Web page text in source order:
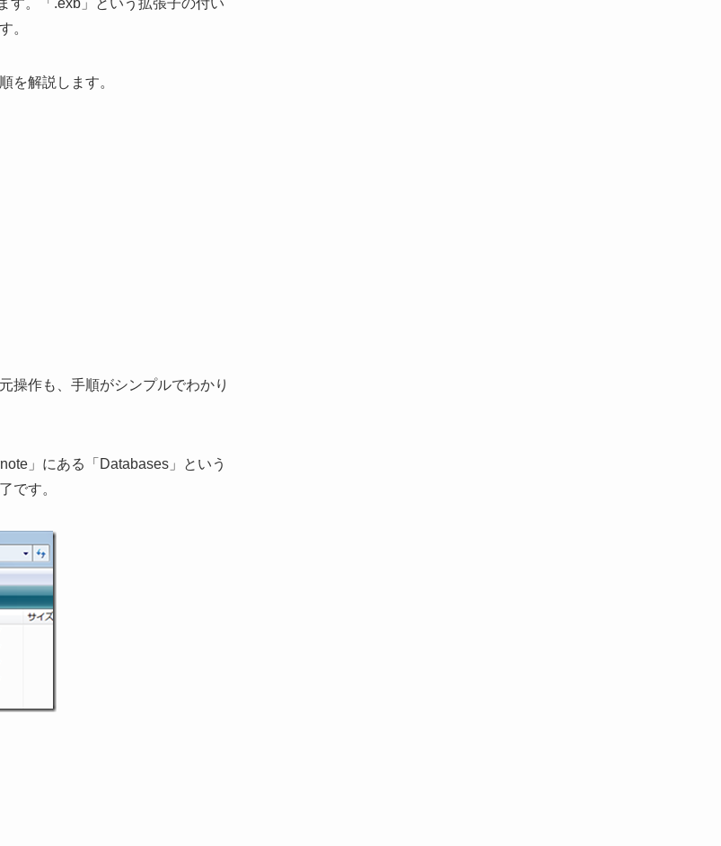
す。「.exb」という拡張子の付い
。
を解説します。
操作も、手順がシンプルでわかり
」にある「Databases」という
です。